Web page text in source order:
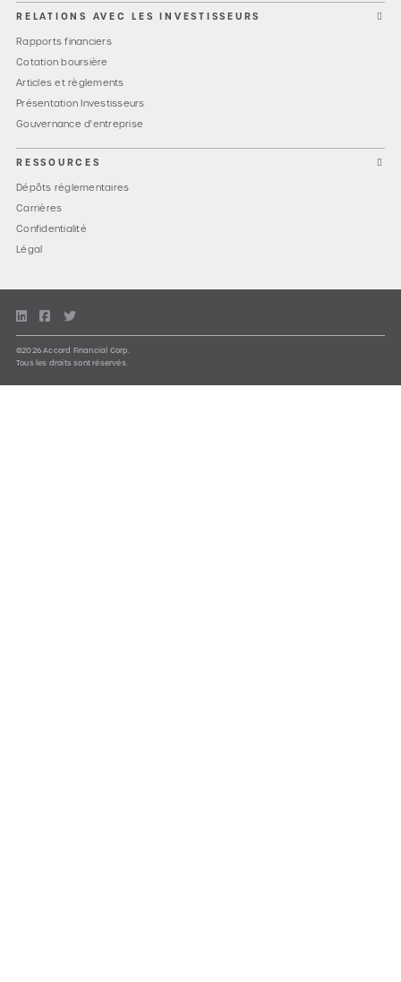
RELATIONS AVEC LES INVESTISSEURS
Rapports financiers
Cotation boursière
Articles et règlements
Présentation Investisseurs
Gouvernance d'entreprise
RESSOURCES
Dépôts réglementaires
Carrières
Confidentialité
Légal
©2026 Accord Financial Corp.
Tous les droits sont réservés.